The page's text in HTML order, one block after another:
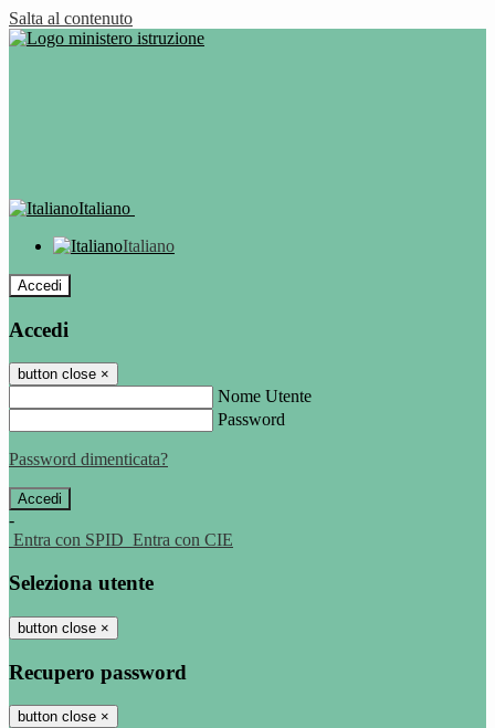
Salta al contenuto
Italiano
Italiano
Accedi
Accedi
button close ×
Nome Utente
Password
Password dimenticata?
-
Entra con SPID Entra con CIE
Seleziona utente
button close ×
Recupero password
button close ×